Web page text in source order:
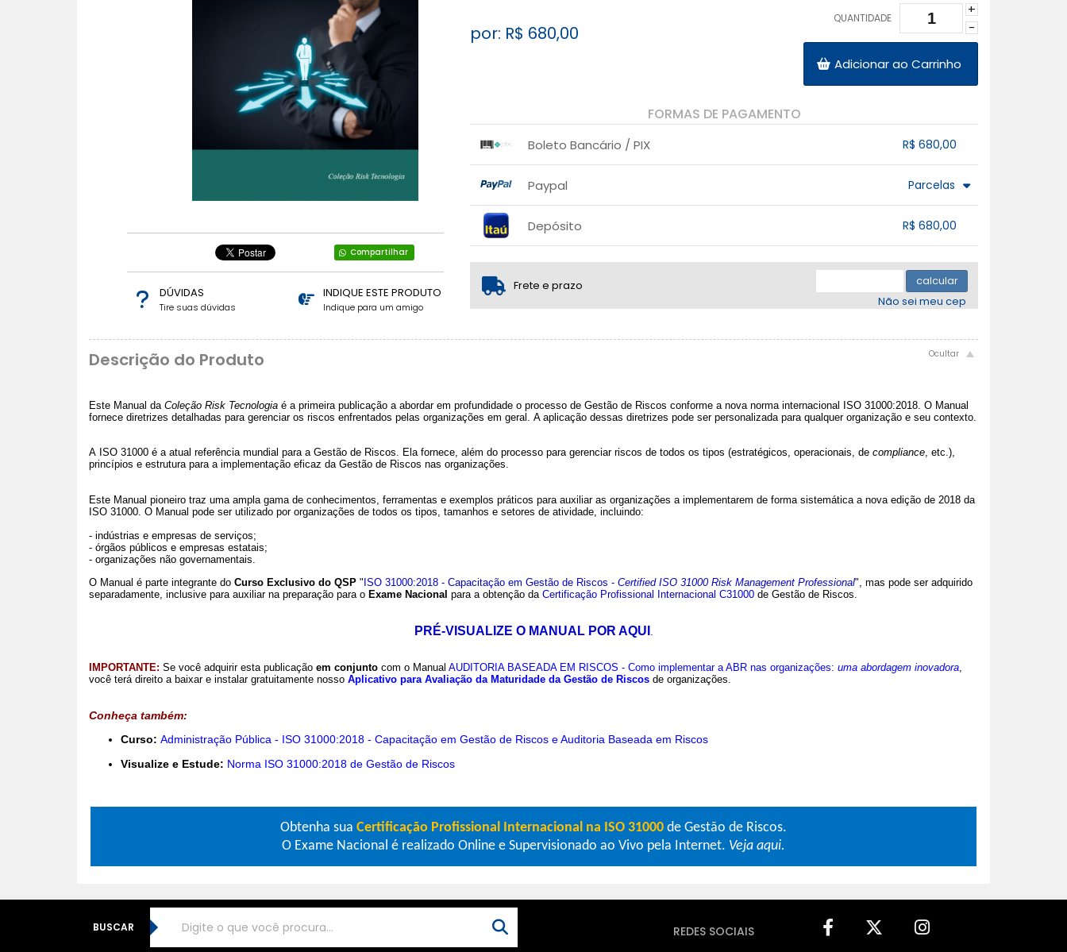
Compartilhar
DÚVIDAS
Tire suas dúvidas
INDIQUE ESTE PRODUTO
Indique para um amigo
por: R$ 680,00
QUANTIDADE
+
-
Adicionar ao Carrinho
FORMAS DE PAGAMENTO
Boleto Bancário / PIX
R$ 680,00
Paypal
Parcelas
Depósito
R$ 680,00
... ....
Frete e prazo
calcular
Não sei meu cep
Descrição do Produto
Este Manual da Coleção Risk Tecnologia é a primeira publicação a abordar em profundidade o processo de Gestão de Riscos conforme a nova norma internacional ISO 31000:2018. O Manual
fornece diretrizes detalhadas para gerenciar os riscos enfrentados pelas organizações em geral. A aplicação dessas diretrizes pode ser personalizada para qualquer organização e seu contexto.
A ISO 31000 é a atual referência mundial para a Gestão de Riscos. Ela fornece, além do processo para gerenciar riscos de todos os tipos (estratégicos, operacionais, de compliance, etc.),
princípios e estrutura para a implementação eficaz da Gestão de Riscos nas organizações.
Este Manual pioneiro traz uma ampla gama de conhecimentos, ferramentas e exemplos práticos para auxiliar as organizações a implementarem de forma sistemática a nova edição de 2018 da
ISO 31000. O Manual pode ser utilizado por organizações de todos os tipos, tamanhos e setores de atividade, incluindo:
- indústrias e empresas de serviços;
- órgãos públicos e empresas estatais;
- organizações não governamentais.
O Manual é parte integrante do Curso Exclusivo do QSP " ISO 31000:2018 - Capacitação em Gestão de Riscos - Certified ISO 31000 Risk Management Professional", mas pode ser adquirido
separadamente, inclusive para auxiliar na preparação para o Exame Nacional para a obtenção da Certificação Profissional Internacional C31000 de Gestão de Riscos.
PRÉ-VISUALIZE O MANUAL POR AQUI
IMPORTANTE: Se você adquirir esta publicação em conjunto com o Manual AUDITORIA BASEADA EM RISCOS - Como implementar a ABR nas organizações: uma abordagem inovadora,
você terá direito a baixar e instalar gratuitamente nosso Aplicativo para Avaliação da Maturidade da Gestão de Riscos de organizações.
Conheça também:
Curso: Administração Pública - ISO 31000:2018 - Capacitação em Gestão de Riscos e Auditoria Baseada em Riscos
Visualize e Estude: Norma ISO 31000:2018 de Gestão de Riscos
Obtenha sua Certificação Profissional Internacional na ISO 31000 de Gestão de Riscos.
O Exame Nacional é realizado Online e Supervisionado ao Vivo pela Internet. Veja aqui.
BUSCAR REDES SOCIAIS